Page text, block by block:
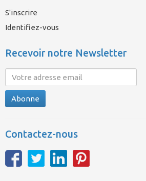
S'inscrire
Identifiez-vous
Recevoir notre Newsletter
Abonne
Contactez-nous